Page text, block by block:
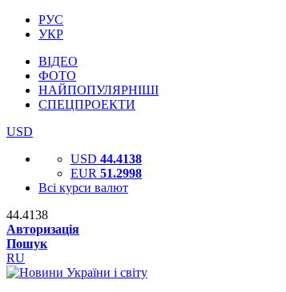
РУС
УКР
ВІДЕО
ФОТО
НАЙПОПУЛЯРНІШІ
СПЕЦПРОЕКТИ
USD
USD 44.4138
EUR 51.2998
Всі курси валют
44.4138
Авторизація
Пошук
RU